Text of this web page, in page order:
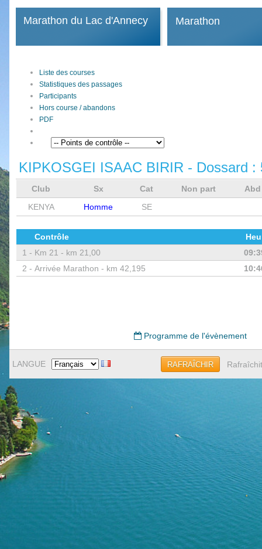
Marathon du Lac d'Annecy Marathon
Liste des courses
Statistiques des passages
Participants
Hors course / abandons
PDF
KIPKOSGEI ISAAC BIRIR - Dossard :
Club Sx Cat Non part
KENYA
Homme SE
Contrôle
1 - Km 21 - km 21,00
2 - Arrivée Marathon - km 42,195
Programme de l'évènement
LANGUE RAFRAÎCHIR